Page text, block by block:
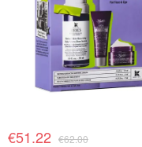
€51.22 €62.00